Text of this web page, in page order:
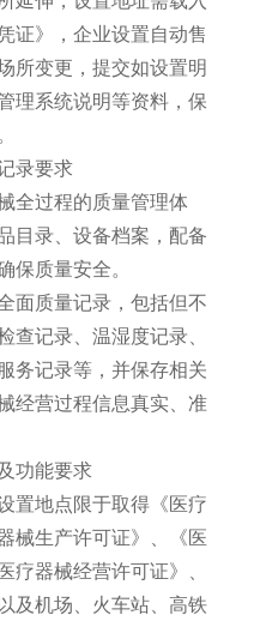
证》，企业设置自动售
所变更，提交如设置明
理系统说明等资料，保
录要求
过程的质量管理体
目录、设备档案，配备
保质量安全。
质量记录，包括但不
查记录、温湿度记录、
务记录等，并保存相关
经营过程信息真实、准
功能要求
地点限于取得《医疗
械生产许可证》、《医
疗器械经营许可证》、
及机场、火车站、高铁